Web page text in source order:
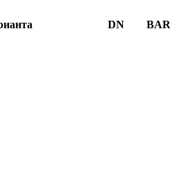
DN BAR